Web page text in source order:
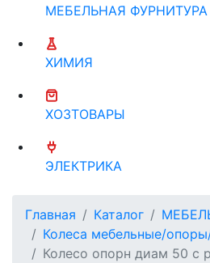
МЕБЕЛЬНАЯ ФУРНИТУРА
ХИМИЯ
ХОЗТОВАРЫ
ЭЛЕКТРИКА
Главная Каталог
Колеса мебельные/
Колесо опорн диам 50 с